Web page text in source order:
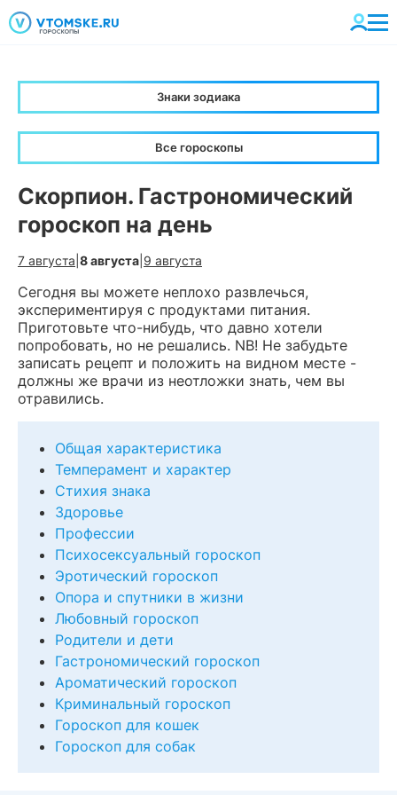
Знаки зодиака
Скорпион. Гастрономический
гороскоп на день
7 августа 8 августа 9 августа
Сегодня вы можете неплохо развлечься,
экспериментируя с продуктами питания.
Приготовьте что-нибудь, что давно хотели
попробовать, но не решались. NB! Не забудьте
записать рецепт и положить на видном месте -
должны же врачи из неотложки знать, чем вы
отравились.
Общая характеристика
Темперамент и характер
Стихия знака
Здоровье
Профессии
Психосексуальный гороскоп
Эротический гороскоп
Опора и спутники в жизни
Любовный гороскоп
Родители и дети
Гастрономический гороскоп
Ароматический гороскоп
Криминальный гороскоп
Гороскоп для кошек
Гороскоп для собак
Все гороскопы